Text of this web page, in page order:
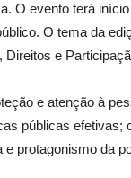
O evento terá
O tema da
e
e atenção à
públicas efetivas;
protagonismo da